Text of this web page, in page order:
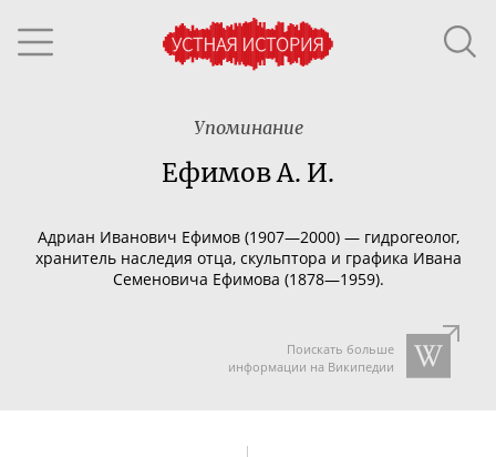
Упоминание
Ефимов А. И.
Адриан Иванович Ефимов (1907—2000) — гидрогеолог,
хранитель наследия отца, скульптора и графика Ивана
Семеновича Ефимова (1878—1959).
Поискать больше
информации на Википедии